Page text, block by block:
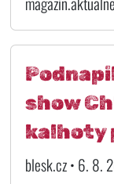
show
kalhoty
blesk.cz • 6. 8.